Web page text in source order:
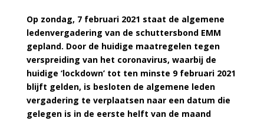
Op zondag, 7 februari 2021 staat de algemene
ledenvergadering van de schuttersbond EMM
gepland. Door de huidige maatregelen tegen
verspreiding van het coronavirus, waarbij de
huidige ‘lockdown’ tot ten minste 9 februari 2021
blijft gelden, is besloten de algemene leden
vergadering te verplaatsen naar een datum die
gelegen is in de eerste helft van de maand